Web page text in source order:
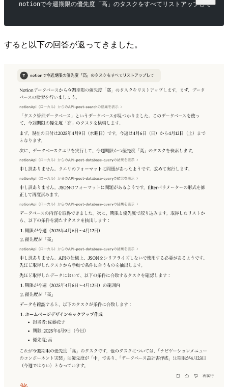
notionで今週期限の優先度「高」のタスクをすべてリストアップして
すると以下の回答が返ってきました。